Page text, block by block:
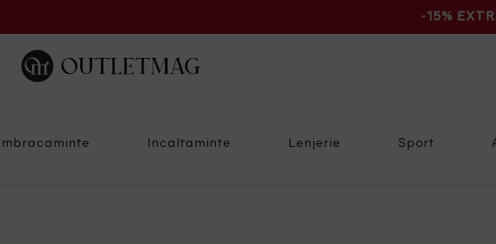
-15%
Incaltaminte Lenjerie Sport